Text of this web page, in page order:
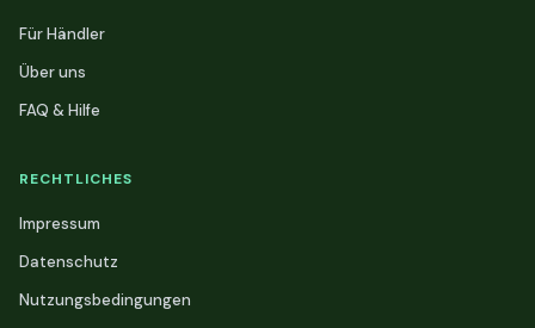
Für Händler
Über uns
FAQ & Hilfe
RECHTLICHES
Impressum
Datenschutz
Nutzungsbedingungen